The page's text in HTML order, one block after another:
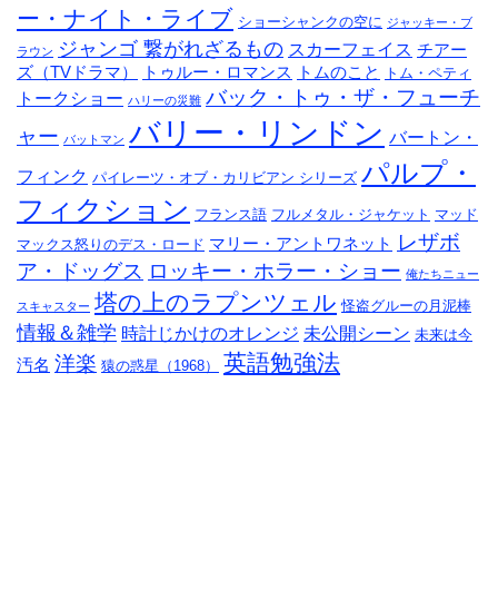
ー・ナイト・ライブ ショーシャンクの空に ジャッキー・ブ
ラウン ジャンゴ 繋がれざるもの スカーフェイス チアー
ズ（TVドラマ）
トゥルー・ロマンス トムのこと トム・ペティ
トークショー ハリーの災難 バック・トゥ・ザ・フューチ
ャー バットマン バリー・リンドン バートン・
フィンク パイレーツ・オブ・カリビアン シリーズ パルプ・
フィクション フランス語 フルメタル・ジャケット マッド
マックス怒りのデス・ロード マリー・アントワネット レザボ
ア・ドッグス ロッキー・ホラー・ショー 俺たちニュー
スキャスター 塔の上のラプンツェル 怪盗グルーの月泥棒
情報＆雑学 時計じかけのオレンジ 未公開シーン 未来は今
汚名 洋楽 猿の惑星（1968） 英語勉強法